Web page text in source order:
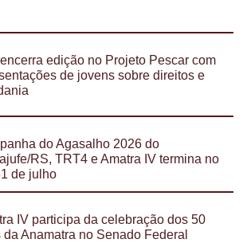
edição no Projeto Pescar com
de jovens sobre direitos e
do Agasalho 2026 do
RS, TRT4 e Amatra IV termina no
de julho
IV participa da celebração dos 50
da Anamatra no Senado Federal